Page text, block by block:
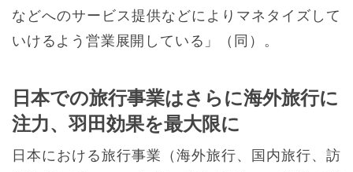
などへのサービス提供などによりマネタイズして
いけるよう営業展開している」（同）。
日本での旅行事業はさらに海外旅行に
注力、羽田効果を最大限に
日本における旅行事業（海外旅行、国内旅行、訪